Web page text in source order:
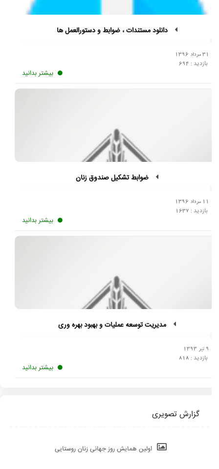
دانلود مستندات ، ضوابط و دستورالعمل ها
بازدید :694
بیشتر بدانید
ضوابط تشکیل صندوق زنان
بازدید :1637
بیشتر بدانید
مدیریت توسعه عملیات و بهبود بهره وری
بازدید :818
بیشتر بدانید
گزارش تصویری
اولین همایش روز جهانی زنان روستایی